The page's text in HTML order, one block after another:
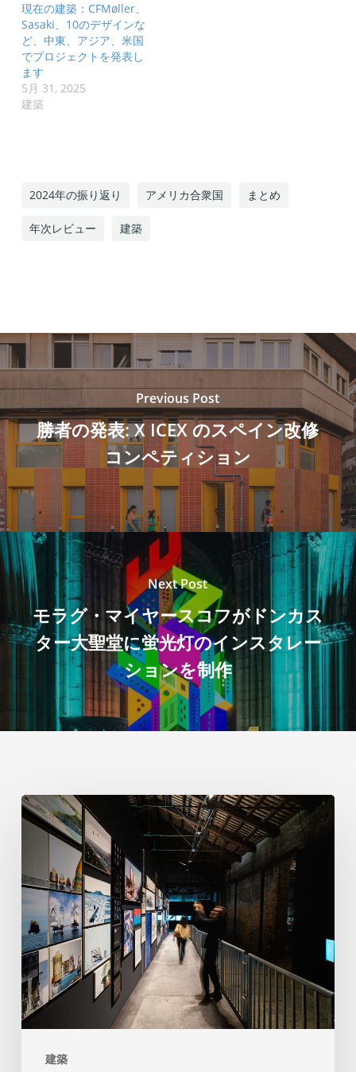
現在の建築：CFMøller、
Sasaki、10のデザインな
ど、中東、アジア、米国
でプロジェクトを発表し
ます
5月 31, 2025
建築
2024年の振り返り アメリカ合衆国 まとめ
年次レビュー 建築
Previous Post
勝者の発表: X ICEX のスペイン改修
コンペティション
Next Post
モラグ・マイヤースコフがドンカス
ター大聖堂に蛍光灯のインスタレー
ションを制作
建築
ヴ
ツ
ィ
ア
建
築
の